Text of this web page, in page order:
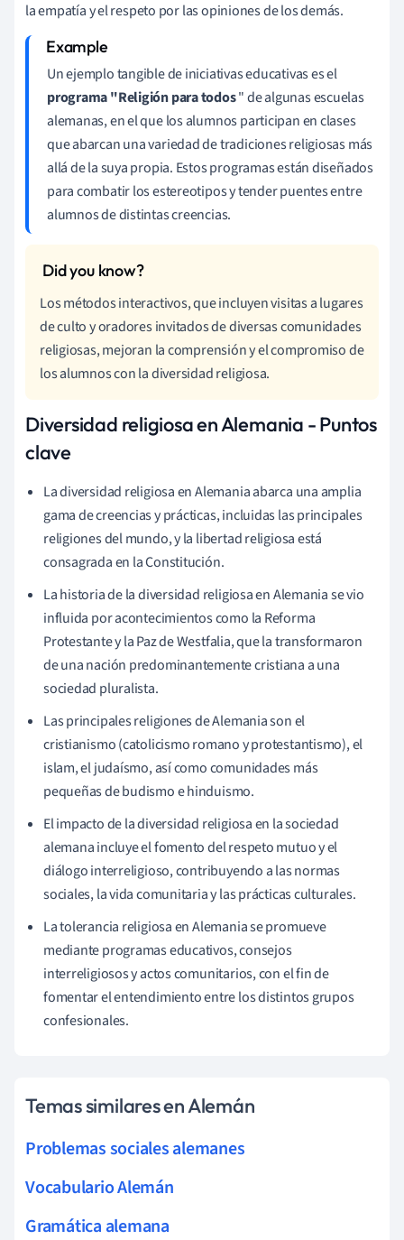
la empatía y el respeto por las opiniones de los demás.
Un ejemplo tangible de iniciativas educativas es el
programa "Religión para todos" de algunas escuelas
alemanas, en el que los alumnos participan en clases
que abarcan una variedad de tradiciones religiosas más
allá de la suya propia. Estos programas están diseñados
para combatir los estereotipos y tender puentes entre
alumnos de distintas creencias.
Los métodos interactivos, que incluyen visitas a lugares
de culto y oradores invitados de diversas comunidades
religiosas, mejoran la comprensión y el compromiso de
los alumnos con la diversidad religiosa.
Diversidad religiosa en Alemania - Puntos
clave
La diversidad religiosa en Alemania abarca una amplia
gama de creencias y prácticas, incluidas las principales
religiones del mundo, y la libertad religiosa está
consagrada en la Constitución.
La historia de la diversidad religiosa en Alemania se vio
influida por acontecimientos como la Reforma
Protestante y la Paz de Westfalia, que la transformaron
de una nación predominantemente cristiana a una
sociedad pluralista.
Las principales religiones de Alemania son el
cristianismo (catolicismo romano y protestantismo), el
islam, el judaísmo, así como comunidades más
pequeñas de budismo e hinduismo.
El impacto de la diversidad religiosa en la sociedad
alemana incluye el fomento del respeto mutuo y el
diálogo interreligioso, contribuyendo a las normas
sociales, la vida comunitaria y las prácticas culturales.
La tolerancia religiosa en Alemania se promueve
mediante programas educativos, consejos
interreligiosos y actos comunitarios, con el fin de
fomentar el entendimiento entre los distintos grupos
confesionales.
Temas similares en Alemán
Problemas sociales alemanes
Vocabulario Alemán
Gramática alemana